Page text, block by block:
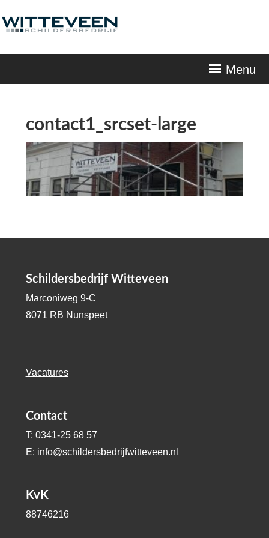
Menu
contact1_srcset-large
Schildersbedrijf Witteveen
Marconiweg 9-C
8071 RB Nunspeet
Vacatures
Contact
T: 0341-25 68 57
E: info@schildersbedrijfwitteveen.nl
KvK
88746216